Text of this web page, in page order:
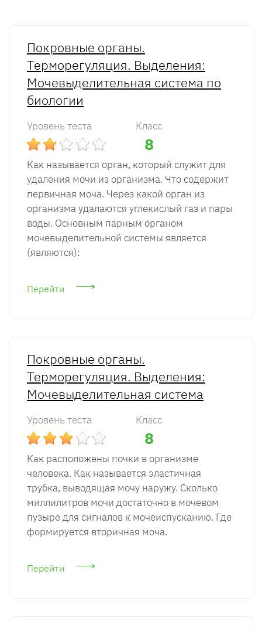
Покровные органы.
Терморегуляция. Выделения:
Мочевыделительная система по
биологии
Уровень теста Класс
8
Как называется орган, который служит для
удаления мочи из организма. Что содержит
первичная моча. Через какой орган из
организма удалаются углекислый газ и пары
воды. Основным парным органом
мочевыделительной системы является
(являются):
Перейти
Покровные органы.
Терморегуляция. Выделения:
Мочевыделительная система
Уровень теста Класс
8
Как расположены почки в организме
человека. Как называется эластичная
трубка, выводящая мочу наружу. Сколько
миллилитров мочи достаточно в мочевом
пузыре для сигналов к мочеиспусканию. Где
формируется вторичная моча.
Перейти